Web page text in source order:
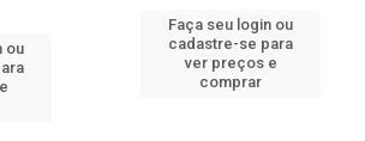
ou
Faça seu login ou
cadastre-se para
ver preços e
comprar